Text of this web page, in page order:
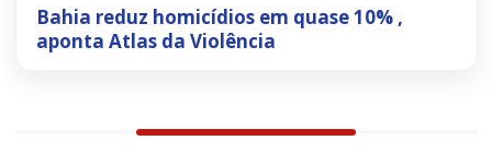
Bahia reduz homicídios em quase 10% ,
aponta Atlas da Violência